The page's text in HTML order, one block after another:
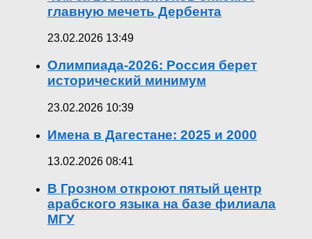
главную мечеть Дербента
23.02.2026 13:49
Олимпиада-2026: Россия берет
исторический минимум
23.02.2026 10:39
Имена в Дагестане: 2025 и 2000
13.02.2026 08:41
В Грозном откроют пятый центр
арабского языка на базе филиала
МГУ